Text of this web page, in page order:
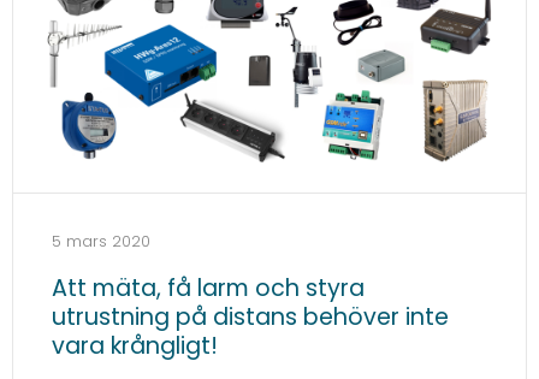
5 mars 2020
Att mäta, få larm och styra
utrustning på distans behöver inte
vara krångligt!